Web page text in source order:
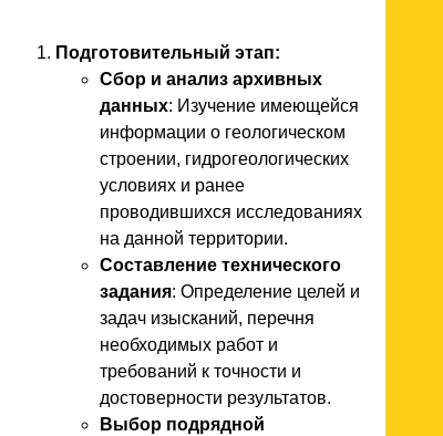
Подготовительный этап:
Сбор и анализ архивных
данных: Изучение имеющейся
информации о геологическом
строении, гидрогеологических
условиях и ранее
проводившихся исследованиях
на данной территории.
Составление технического
задания: Определение целей и
задач изысканий, перечня
необходимых работ и
требований к точности и
достоверности результатов.
Выбор подрядной